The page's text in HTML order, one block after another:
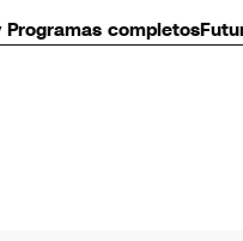
Programas completos